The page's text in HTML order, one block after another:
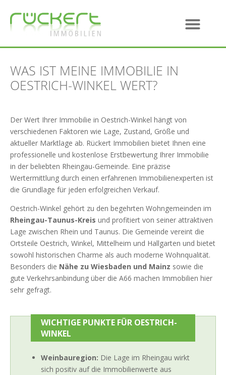
WAS IST MEINE IMMOBILIE IN
OESTRICH-WINKEL WERT?
Der Wert Ihrer Immobilie in Oestrich-Winkel hängt von
verschiedenen Faktoren wie Lage, Zustand, Größe und
aktueller Marktlage ab. Rückert Immobilien bietet Ihnen eine
professionelle und kostenlose Erstbewertung Ihrer Immobilie
in der beliebten Rheingau-Gemeinde. Eine präzise
Wertermittlung durch einen erfahrenen Immobilienexperten ist
die Grundlage für jeden erfolgreichen Verkauf.
Oestrich-Winkel gehört zu den begehrten Wohngemeinden im
Rheingau-Taunus-Kreis und profitiert von seiner attraktiven
Lage zwischen Rhein und Taunus. Die Gemeinde vereint die
Ortsteile Oestrich, Winkel, Mittelheim und Hallgarten und bietet
sowohl historischen Charme als auch moderne Wohnqualität.
Besonders die Nähe zu Wiesbaden und Mainz sowie die
gute Verkehrsanbindung über die A66 machen Immobilien hier
sehr gefragt.
WICHTIGE PUNKTE FÜR OESTRICH-
WINKEL
Weinbauregion: Die Lage im Rheingau wirkt
sich positiv auf die Immobilienwerte aus